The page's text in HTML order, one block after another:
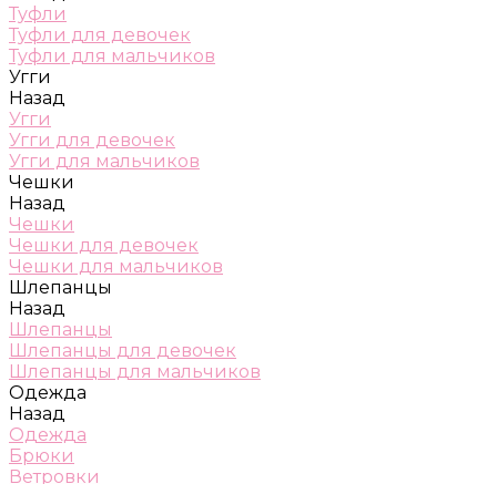
Туфли
Туфли для девочек
Туфли для мальчиков
Угги
Назад
Угги
Угги для девочек
Угги для мальчиков
Чешки
Назад
Чешки
Чешки для девочек
Чешки для мальчиков
Шлепанцы
Назад
Шлепанцы
Шлепанцы для девочек
Шлепанцы для мальчиков
Одежда
Назад
Одежда
Брюки
Ветровки